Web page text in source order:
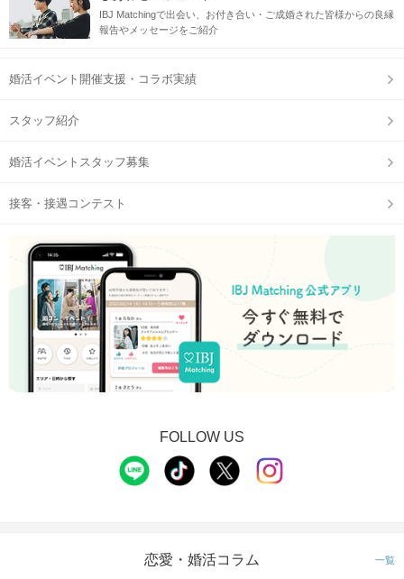
IBJ Matchingで出会い、お付き合い・ご成婚された皆様からの良縁
報告やメッセージをご紹介
婚活イベント開催支援・コラボ実績
スタッフ紹介
婚活イベントスタッフ募集
接客・接遇コンテスト
FOLLOW US
恋愛・婚活コラム 一覧